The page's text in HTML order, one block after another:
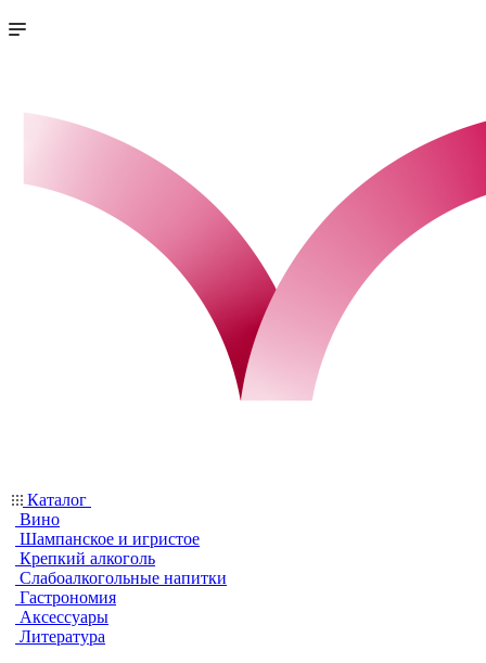
Каталог
Вино
Шампанское и игристое
Крепкий алкоголь
Слабоалкогольные напитки
Гастрономия
Аксессуары
Литература